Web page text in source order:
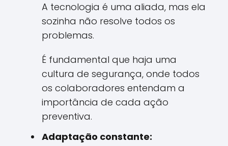
A tecnologia é uma aliada, mas ela
sozinha não resolve todos os
problemas.
É fundamental que haja uma
cultura de segurança, onde todos
os colaboradores entendam a
importância de cada ação
preventiva.
Adaptação constante: